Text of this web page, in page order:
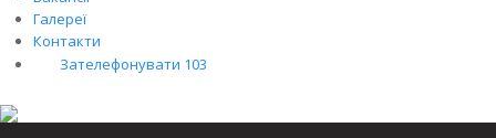
Галереї
Контакти
Зателефонувати 103